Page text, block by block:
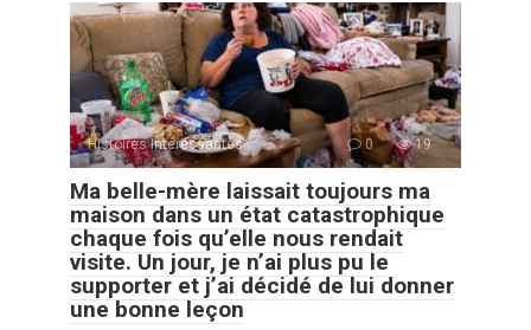
Histoires Intéressantes 0 19
Ma belle-mère laissait toujours ma
maison dans un état catastrophique
chaque fois qu’elle nous rendait
visite. Un jour, je n’ai plus pu le
supporter et j’ai décidé de lui donner
une bonne leçon